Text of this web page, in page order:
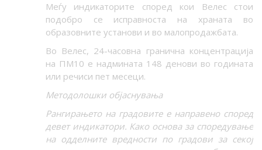
Меѓу индикаторите според кои Велес стои
подобро се исправноста на храната во
образовните установи и во малопродажбата.
Во Велес, 24-часовна гранична концентрација
на ПМ10 е надмината 148 денови во годината
или речиси пет месеци.
Методолошки објаснувања
Рангирањето на градовите е направено според
девет индикатори. Како основа за споредување
на одделните вредности по градови за секој